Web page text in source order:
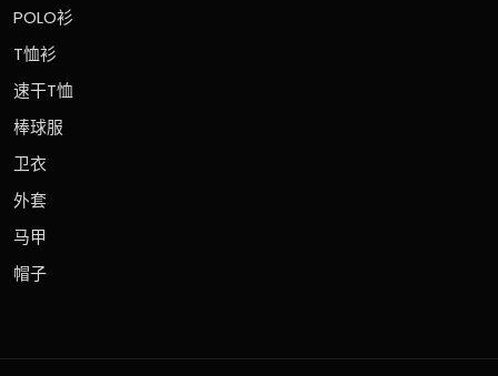
POLO衫
T恤衫
速干T恤
棒球服
卫衣
外套
马甲
帽子